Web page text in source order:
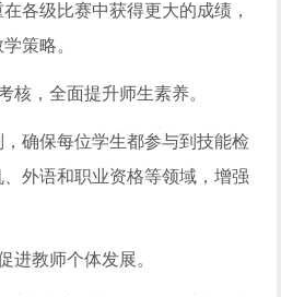
各级比赛中获得更大的成绩，
策略。
核，全面提升师生素养。
确保每位学生都参与到技能检
外语和职业资格等领域，增强
进教师个体发展。